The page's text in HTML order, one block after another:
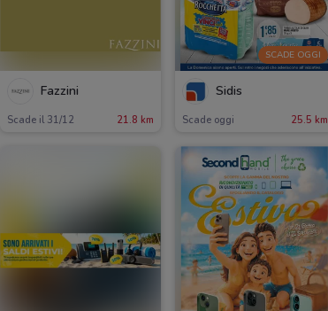
Fazzini
Scade il 31/12 21.8 km
SCADE OGGI
Sidis
Scade oggi 25.5 km